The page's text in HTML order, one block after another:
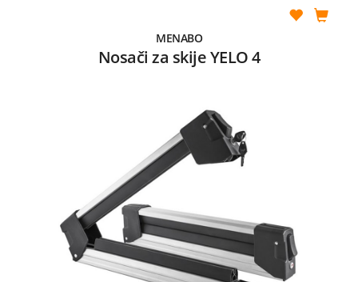
MENABO
Nosači za skije YELO 4